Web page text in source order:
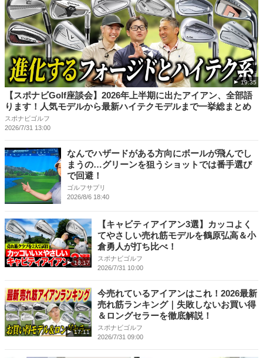
19:35
【スポナビGolf座談会】2026年上半期に出たアイアン、全部語
ります！人気モデルから最新ハイテクモデルまで一挙総まとめ
スポナビゴルフ
2026/7/31 13:00
なんでハザードがある方向にボールが飛んでし
まうの…グリーンを狙うショットでは番手選び
で回避！
ゴルフサプリ
2026/8/6 18:40
16:17
【キャビティアイアン3選】カッコよく
てやさしい売れ筋モデルを鶴原弘高＆小
倉勇人が打ち比べ！
スポナビゴルフ
2026/7/31 10:00
17:11
今売れているアイアンはこれ！2026最新
売れ筋ランキング｜失敗しないお買い得
＆ロングセラーを徹底解説！
スポナビゴルフ
2026/7/31 09:00